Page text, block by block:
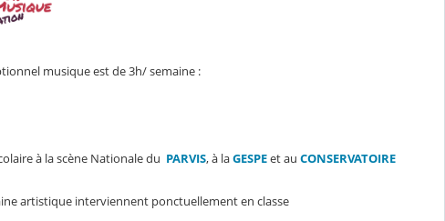
musique est de 3h/ semaine :
à la scène Nationale du PARVIS, à laGESPEet au CONSERVATOIRE
artistique interviennent ponctuellement en classe